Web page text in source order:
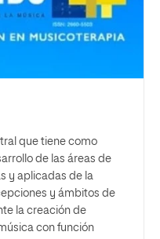
que tiene como
de las áreas de
y aplicadas de la
y ámbitos de
la creación de
con función